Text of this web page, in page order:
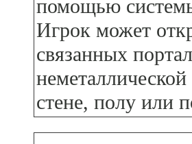
помощью
Игрок может
связанных
стене, полу или